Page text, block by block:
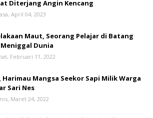
Diterjang Angin Kencang
April 04, 2023
Maut, Seorang Pelajar di Batang
Dunia
Februari 11, 2022
Harimau Mangsa Seekor Sapi Milik Warga
Sari Nes
Maret 24, 2022